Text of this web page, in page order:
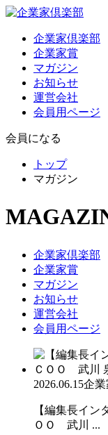
企業家倶楽部
企業家賞
マガジン
お知らせ
運営会社
会員用ページ
会員になる
トップ
マガジン
企業家倶楽部
企業家賞
マガジン
お知らせ
運営会社
会員用ページ
2026.06.15企
【編集長イン
ＯＯ 武川 ...